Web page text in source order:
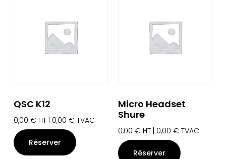
QSC K12
0,00 € HT | 0,00 € TVAC
Réserver
Micro Headset
Shure
0,00 € HT | 0,00 € TVAC
Réserver